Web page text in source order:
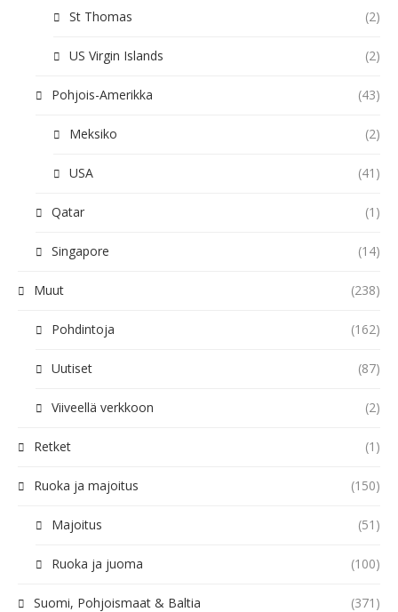
St Thomas (2)
US Virgin Islands (2)
Pohjois-Amerikka (43)
Meksiko (2)
USA (41)
Qatar (1)
Singapore (14)
Muut (238)
Pohdintoja (162)
Uutiset (87)
Viiveellä verkkoon (2)
Retket (1)
Ruoka ja majoitus (150)
Majoitus (51)
Ruoka ja juoma (100)
Suomi, Pohjoismaat & Baltia (371)